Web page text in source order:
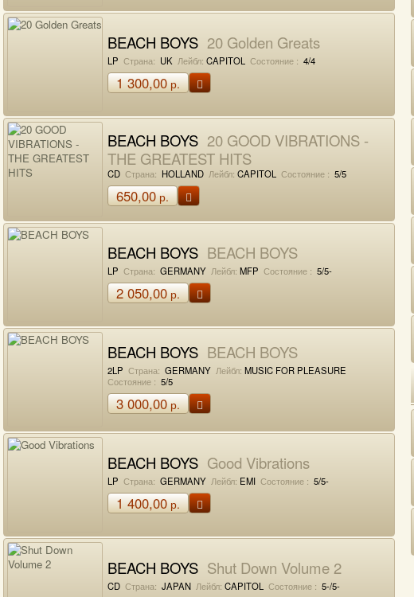
BEACH BOYS 20 Golden Greats
LP Страна: UK Лейбл: CAPITOL Состояние : 4/4
1 300,00р.
BEACH BOYS 20 GOOD VIBRATIONS -
THE GREATEST HITS
CD Страна: HOLLAND Лейбл: CAPITOL Состояние : 5/5
650,00р.
BEACH BOYS BEACH BOYS
LP Страна: GERMANY Лейбл: MFP Состояние : 5/5-
2 050,00р.
BEACH BOYS BEACH BOYS
2LP Страна: GERMANY Лейбл: MUSIC FOR PLEASURE
Состояние : 5/5
3 000,00р.
BEACH BOYS Good Vibrations
LP Страна: GERMANY Лейбл: EMI Состояние : 5/5-
1 400,00р.
BEACH BOYS Shut Down Volume 2
CD Страна: JAPAN Лейбл: CAPITOL Состояние : 5-/5-